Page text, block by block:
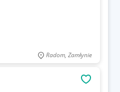
Radom, Zamłynie